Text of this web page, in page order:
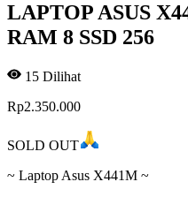
LAPTOP ASUS
RAM 8 SSD 256
15 Dilihat
Rp2.350.000
SOLD OUT
~ Laptop Asus X441M ~